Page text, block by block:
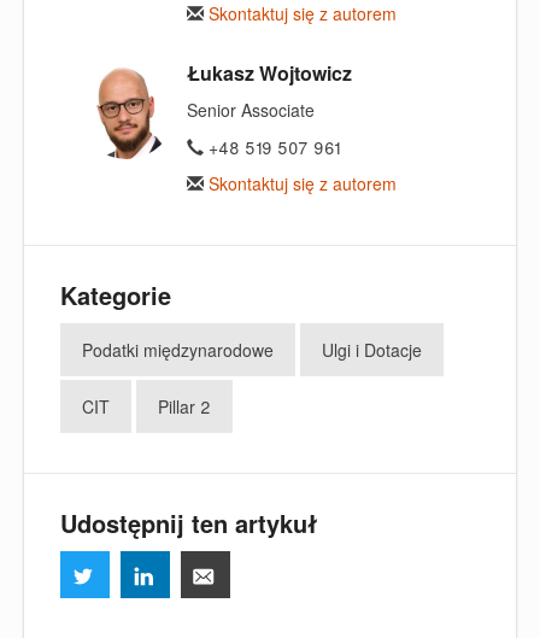
Skontaktuj się z autorem
Łukasz Wojtowicz
Senior Associate
+48 519 507 961
Skontaktuj się z autorem
Kategorie
Podatki międzynarodowe Ulgi i Dotacje
CIT Pillar 2
Udostępnij ten artykuł